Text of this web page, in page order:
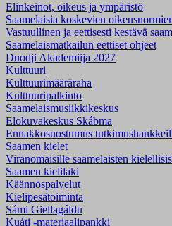
Elinkeinot, oikeus ja ympäristö
Saamelaisia koskevien
Vastuullinen ja eettisesti kestävä
Saamelaismatkailun eettiset ohjeet
Duodji Akademiija 2027
Kulttuuri
Kulttuurimääräraha
Kulttuuripalkinto
Saamelaismusiikki­keskus
Elokuvakeskus Skábma
Ennakkosuostumus
Saamen kielet
Viranomaisille saamelaisten
Saamen kielilaki
Käännöspalvelut
Kielipesätoiminta
Sámi Giellagáldu
Kuáti -materiaalipankki